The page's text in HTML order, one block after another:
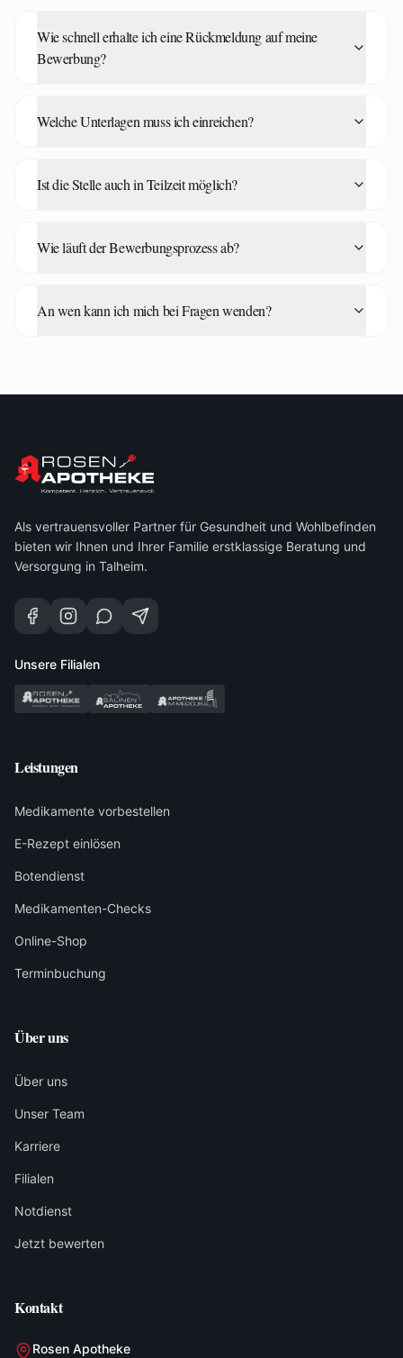
Wie schnell erhalte ich eine Rückmeldung auf meine
Bewerbung?
Welche Unterlagen muss ich einreichen?
Ist die Stelle auch in Teilzeit möglich?
Wie läuft der Bewerbungsprozess ab?
An wen kann ich mich bei Fragen wenden?
Als vertrauensvoller Partner für Gesundheit und Wohlbefinden
bieten wir Ihnen und Ihrer Familie erstklassige Beratung und
Versorgung in Talheim.
Unsere Filialen
Leistungen
Medikamente vorbestellen
E-Rezept einlösen
Botendienst
Medikamenten-Checks
Online-Shop
Terminbuchung
Über uns
Über uns
Unser Team
Karriere
Filialen
Notdienst
Jetzt bewerten
Kontakt
Rosen Apotheke